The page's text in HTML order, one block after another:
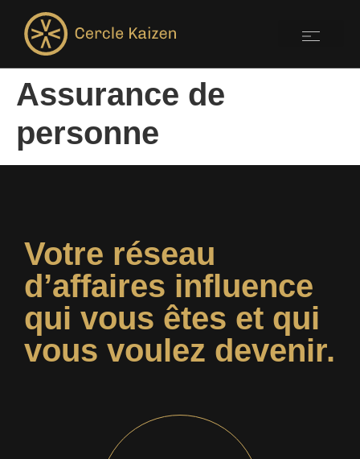
Assurance de
personne
Votre réseau
d’affaires influence
qui vous êtes et qui
vous voulez devenir.